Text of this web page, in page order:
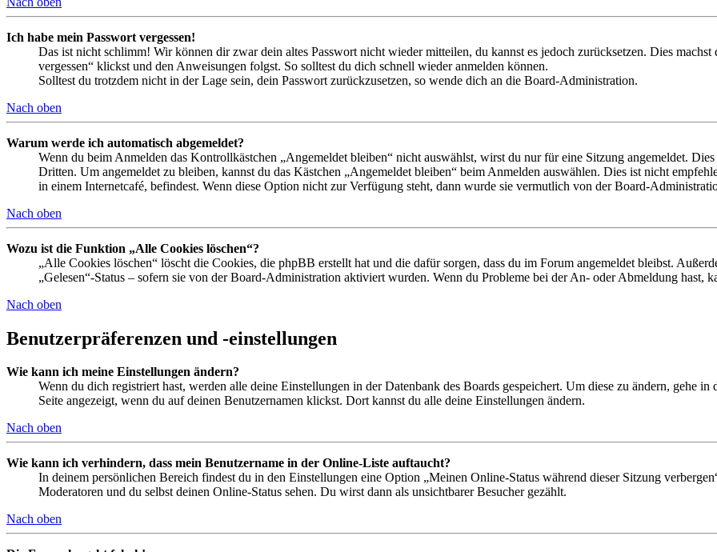
Ich habe mein Passwort vergessen!
Das ist nicht schlimm! Wir können dir zwar dein altes Passwort nicht wieder mitteilen, du kannst es jedoch zurücksetzen. Dies
vergessen“ klickst und den Anweisungen folgst. So solltest du dich schnell wieder anmelden können.
Solltest du trotzdem nicht in der Lage sein, dein Passwort zurückzusetzen, so wende dich an die Board-Administration.
Nach oben
Warum werde ich automatisch abgemeldet?
Wenn du beim Anmelden das Kontrollkästchen „Angemeldet bleiben“ nicht auswählst, wirst du nur für eine Sitzung angemeldet.
Dritten. Um angemeldet zu bleiben, kannst du das Kästchen „Angemeldet bleiben“ beim Anmelden auswählen. Dies ist nicht
in einem Internetcafé, befindest. Wenn diese Option nicht zur Verfügung steht, dann wurde sie vermutlich von der Board-
Nach oben
Wozu ist die Funktion „Alle Cookies löschen“?
„Alle Cookies löschen“ löscht die Cookies, die phpBB erstellt hat und die dafür sorgen, dass du im Forum angemeldet bleibst.
„Gelesen“-Status – sofern sie von der Board-Administration aktiviert wurden. Wenn du Probleme bei der An- oder Abmeldung hast,
Nach oben
Benutzerpräferenzen und -einstellungen
Wie kann ich meine Einstellungen ändern?
Wenn du dich registriert hast, werden alle deine Einstellungen in der Datenbank des Boards gespeichert. Um diese zu ändern, gehe
Seite angezeigt, wenn du auf deinen Benutzernamen klickst. Dort kannst du alle deine Einstellungen ändern.
Nach oben
Wie kann ich verhindern, dass mein Benutzername in der Online-Liste auftaucht?
In deinem persönlichen Bereich findest du in den Einstellungen eine Option „Meinen Online-Status während dieser Sitzung
Moderatoren und du selbst deinen Online-Status sehen. Du wirst dann als unsichtbarer Besucher gezählt.
Nach oben